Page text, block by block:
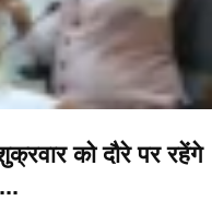
को दौरे पर रहेंगे